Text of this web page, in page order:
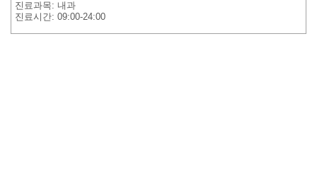
진료과목: 내과
진료시간: 09:00-24:00